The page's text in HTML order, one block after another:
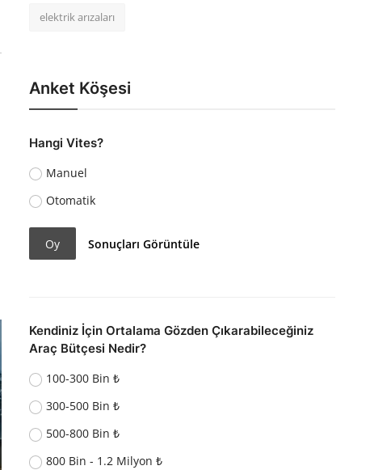
elektrik arızaları
Anket Köşesi
Hangi Vites?
Manuel
Otomatik
Oy Sonuçları Görüntüle
Kendiniz İçin Ortalama Gözden Çıkarabileceğiniz
Araç Bütçesi Nedir?
100-300 Bin ₺
300-500 Bin ₺
500-800 Bin ₺
800 Bin - 1.2 Milyon ₺